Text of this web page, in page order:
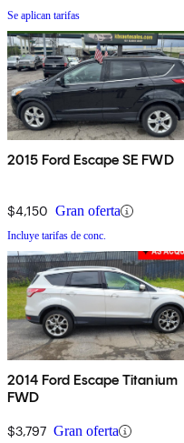
Se aplican tarifas
2015 Ford Escape SE FWD
$4,150 Gran oferta
Incluye tarifas de conc.
2014 Ford Escape Titanium
FWD
$3,797 Gran oferta